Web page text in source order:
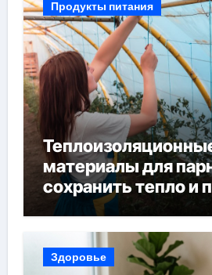
Продукты питания
материалы для
сохранить тепло и
богатый урожай
Здоровье